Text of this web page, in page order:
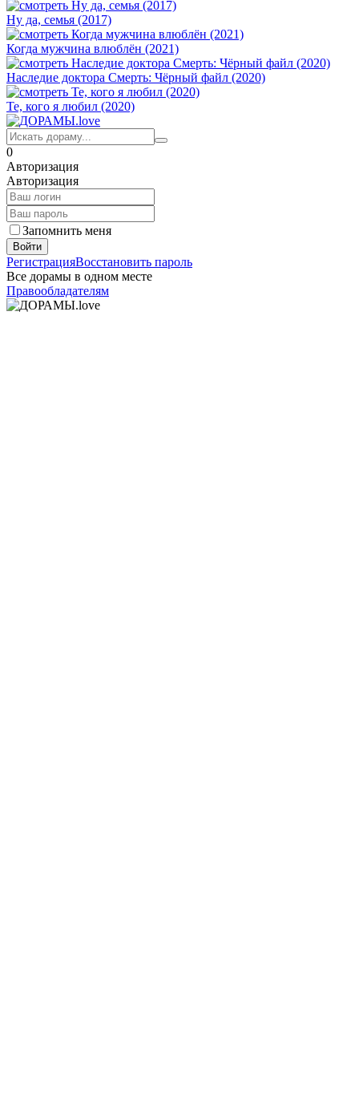
Ну да, семья (2017)
Когда мужчина влюблён (2021)
Наследие доктора Смерть: Чёрный файл (2020)
Те, кого я любил (2020)
0
Авторизация
Авторизация
Запомнить меня
Войти
РегистрацияВосстановить пароль
Все дорамы в одном месте
Правообладателям